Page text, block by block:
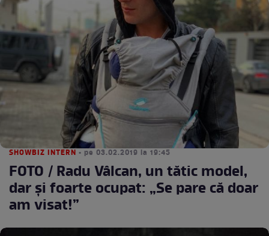
SHOWBIZ INTERN • pe 03.02.2019 la 19:45
FOTO / Radu Vâlcan, un tătic model,
dar și foarte ocupat: „Se pare că doar
am visat!”